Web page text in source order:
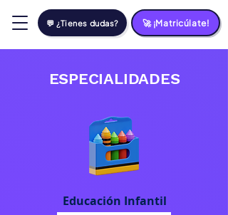
💬 ¿Tienes dudas? 🚀 ¡Matricúlate!
ESPECIALIDADES
Educación Infantil